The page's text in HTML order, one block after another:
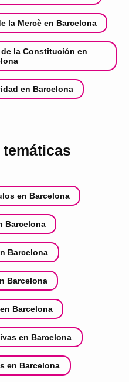
la Mercè en Barcelona
la Constitución en
en Barcelona
en Barcelona
Barcelona
Barcelona
Barcelona
Barcelona
en Barcelona
en Barcelona